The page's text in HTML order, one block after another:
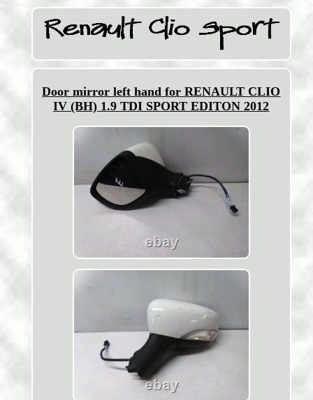
Door mirror left hand for RENAULT CLIO
IV (BH) 1.9 TDI SPORT EDITON 2012